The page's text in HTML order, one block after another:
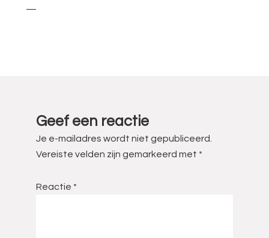
—
Geef een reactie
Je e-mailadres wordt niet gepubliceerd.
Vereiste velden zijn gemarkeerd met *
Reactie *